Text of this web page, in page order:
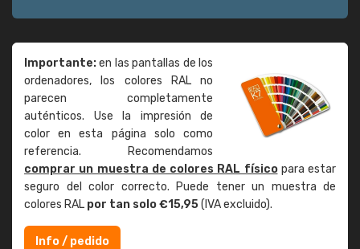
Importante:en las pantallas de los
ordenadores, los colores RAL no
parecen completamente
auténticos. Use la impresión de
color en esta página solo como
referencia. Recomendamos
comprar un muestra de colores RAL físicopara estar
seguro del color correcto. Puede tener un muestra de
colores RAL por tan solo €15,95(IVA excluido).
Info / pedido